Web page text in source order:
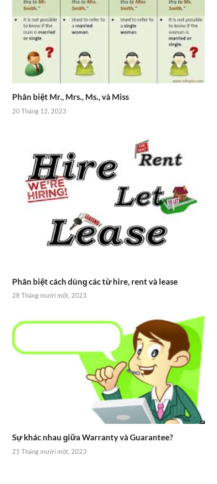
Phân biệt Mr., Mrs., Ms., và Miss
20 Tháng 12, 2023
Phân biệt cách dùnɡ các từ hire, rent và lease
28 Tháng mười một, 2023
Sự khác nhau ɡiữa Warranty và Guarantee?
21 Tháng mười một, 2023